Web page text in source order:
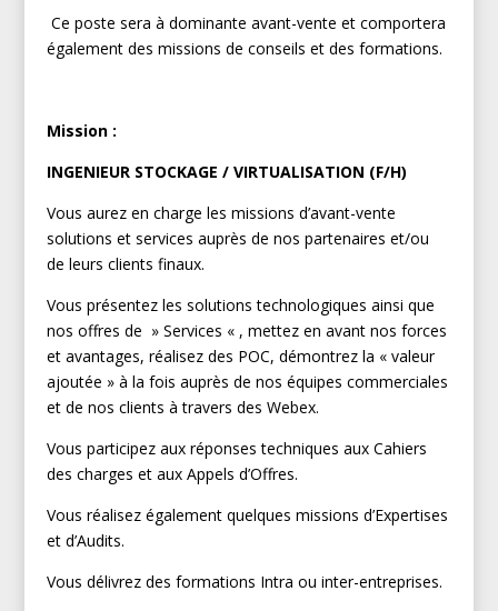
Ce poste sera à dominante avant-vente et comportera
également des missions de conseils et des formations.
Mission :
INGENIEUR STOCKAGE / VIRTUALISATION (F/H)
Vous aurez en charge les missions d’avant-vente
solutions et services auprès de nos partenaires et/ou
de leurs clients finaux.
Vous présentez les solutions technologiques ainsi que
nos offres de » Services « , mettez en avant nos forces
et avantages, réalisez des POC, démontrez la « valeur
ajoutée » à la fois auprès de nos équipes commerciales
et de nos clients à travers des Webex.
Vous participez aux réponses techniques aux Cahiers
des charges et aux Appels d’Offres.
Vous réalisez également quelques missions d’Expertises
et d’Audits.
Vous délivrez des formations Intra ou inter-entreprises.